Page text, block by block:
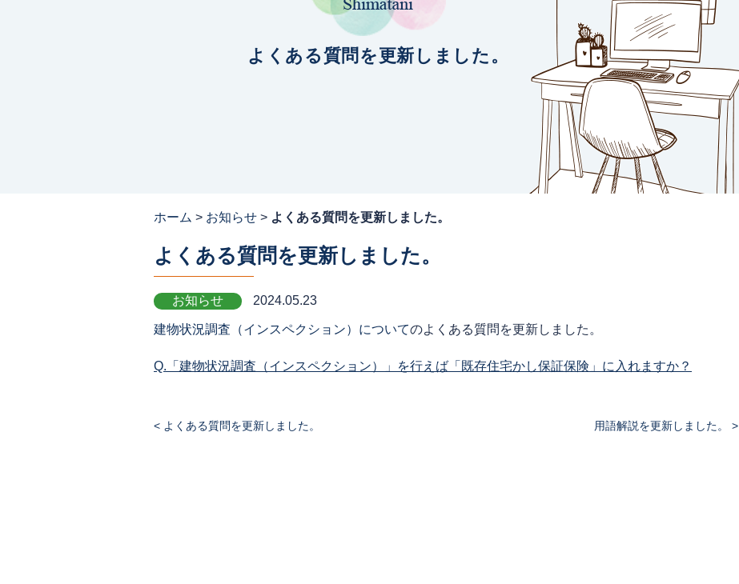
よくある質問を更新しました。
ホーム > お知らせ > よくある質問を更新しました。
よくある質問を更新しました。
お知らせ 2024.05.23
建物状況調査（インスペクション）についてのよくある質問を更新しました。
Q.「建物状況調査（インスペクション）」を行えば「既存住宅かし保証保険」に入れますか？
< よくある質問を更新しました。 用語解説を更新しました。 >